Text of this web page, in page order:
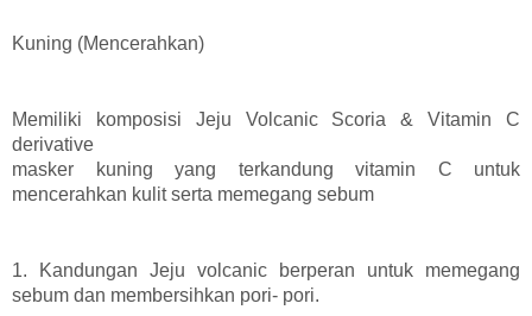
Kuning (Mencerahkan)
Memiliki komposisi Jeju Volcanic Scoria & Vitamin C
derivative
masker kuning yang terkandung vitamin C untuk
mencerahkan kulit serta memegang sebum
1. Kandungan Jeju volcanic berperan untuk memegang
sebum dan membersihkan pori- pori.